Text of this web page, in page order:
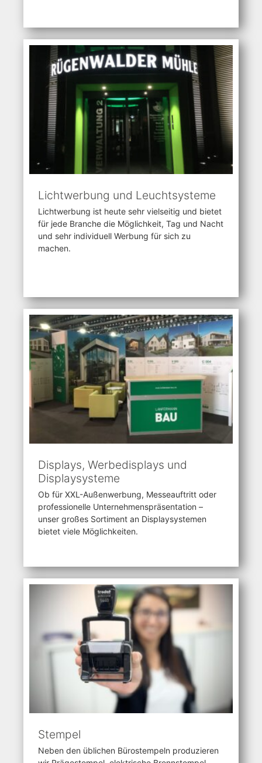
Lichtwerbung und Leuchtsysteme
Lichtwerbung ist heute sehr vielseitig und bietet
für jede Branche die Möglichkeit, Tag und Nacht
und sehr individuell Werbung für sich zu
machen.
Displays, Werbedisplays und
Displaysysteme
Ob für XXL-Außenwerbung, Messeauftritt oder
professionelle Unternehmenspräsentation –
unser großes Sortiment an Displaysystemen
bietet viele Möglichkeiten.
Stempel
Neben den üblichen Bürostempeln produzieren